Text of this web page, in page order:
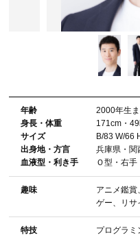
年齢
2000年⽣ま
⾝⻑・体重
171cm・
サイズ
B/83 W/66
出⾝地・⽅⾔
兵庫県・関
血液型・利き⼿
Ｏ型・右手
趣味
アニメ鑑
ゲー、リサ
特技
プログラミ